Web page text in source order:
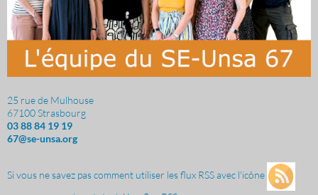
25 rue de Mulhouse
67100 Strasbourg
03 88 84 19 19
67@se-unsa.org
Si vous ne savez pas comment utiliser les flux RSS avec l'icône